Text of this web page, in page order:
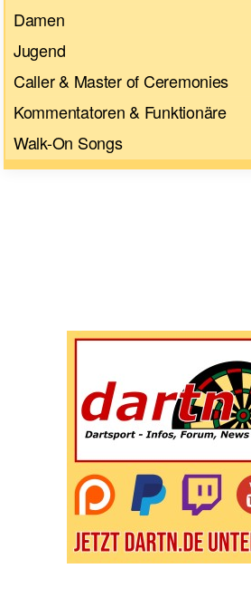
Damen
Jugend
Caller & Master of Ceremonies
Kommentatoren & Funktionäre
Walk-On Songs